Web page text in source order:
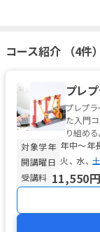
トの製作解説動画
tube.com/
をご希望の方は事
ださい。
コース紹介 （4件）
プレ
プレプ
た入門コースです。 まだ文
り組め
理なく進
対象学年 年中〜年
開講曜日 火 水 土
受講料 11,550円